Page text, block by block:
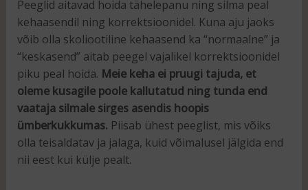
Peeglid aitavad hoida tähelepanu ning silma peal
kehaasendil ning korrektsioonidel. Kuna aju jaoks
võib olla skoliootiline kehaasend ka “normaalne” ja
“keskasend” aitab peegel vajalikel korrektsioonidel
piku peal hoida. Meie keha ei pruugi tajuda, et
oleme kusagile poole kallutatud ning tunda end
vaataja silmale sirges asendis hoopis
ümberkukkumas. Piisab ühest peeglist, mis võiks
olla teisaldatav ja jalaga, kuid võimalusel jälgida end
nii eest kui külje pealt.